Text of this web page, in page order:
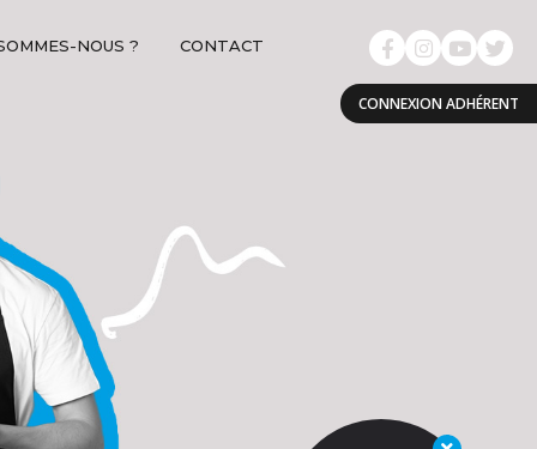
NOUS ? CONTACT
CONNEXION ADHÉRENT